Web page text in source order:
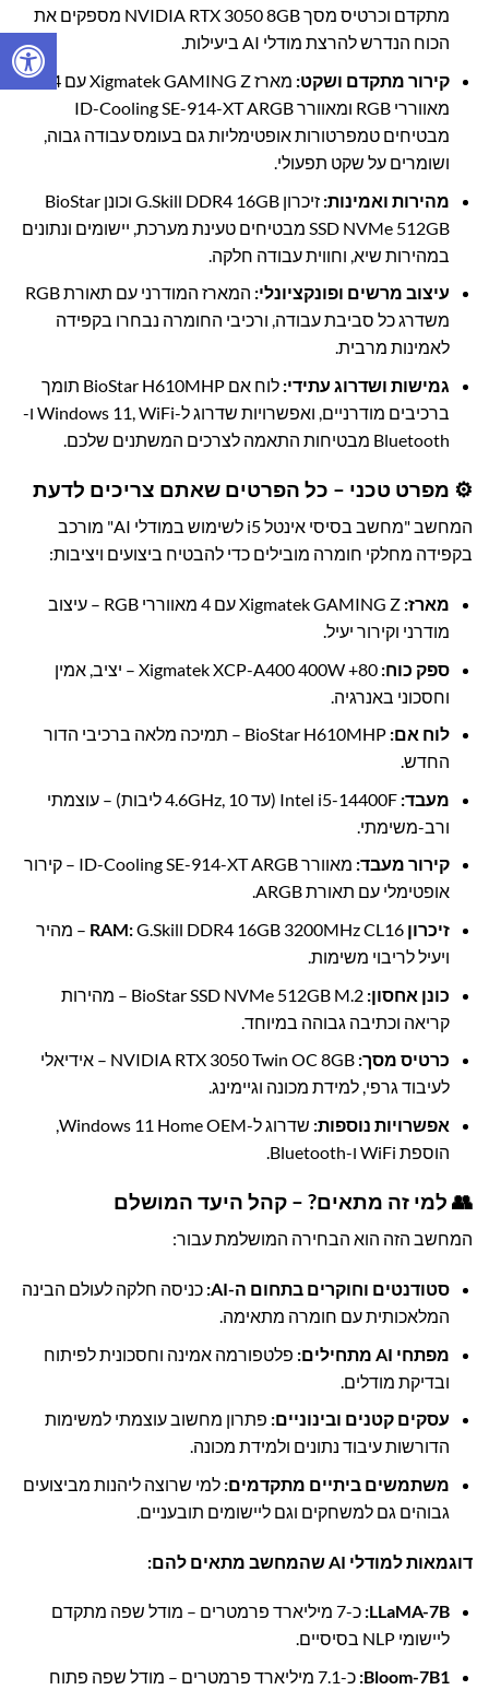
מתקדם וכרטיס מסך NVIDIA RTX 3050 8GB מספקים את
הכוח הנדרש להרצת מודלי AI ביעילות.
קירור מתקדם ושקט:
מארז Xigmatek GAMING Z עם 4
מאווררי RGB ומאוורר ID-Cooling SE-914-XT ARGB
מבטיחים טמפרטורות אופטימליות גם בעומס עבודה גבוה,
ושומרים על שקט תפעולי.
מהירות ואמינות:
זיכרון G.Skill DDR4 16GB וכונן BioStar
SSD NVMe 512GB מבטיחים טעינת מערכת, יישומים ונתונים
במהירות שיא, וחווית עבודה חלקה.
עיצוב מרשים ופונקציונלי:
המארז המודרני עם תאורת RGB
משדרג כל סביבת עבודה, ורכיבי החומרה נבחרו בקפידה
לאמינות מרבית.
גמישות ושדרוג עתידי:
לוח אם BioStar H610MHP תומך
ברכיבים מודרניים, ואפשרויות שדרוג ל-Windows 11, WiFi ו-
Bluetooth מבטיחות התאמה לצרכים המשתנים שלכם.
⚙️ מפרט טכני – כל הפרטים שאתם צריכים לדעת
המחשב "מחשב בסיסי אינטל i5 לשימוש במודלי AI" מורכב
בקפידה מחלקי חומרה מובילים כדי להבטיח ביצועים ויציבות:
מארז:
Xigmatek GAMING Z עם 4 מאווררי RGB – עיצוב
מודרני וקירור יעיל.
ספק כוח:
Xigmatek XCP-A400 400W +80 – יציב, אמין
וחסכוני באנרגיה.
לוח אם:
BioStar H610MHP – תמיכה מלאה ברכיבי הדור
החדש.
מעבד:
Intel i5-14400F (עד 4.6GHz, 10 ליבות) – עוצמתי
ורב-משימתי.
קירור מעבד:
מאוורר ID-Cooling SE-914-XT ARGB – קירור
אופטימלי עם תאורת ARGB.
זיכרון RAM:
G.Skill DDR4 16GB 3200MHz CL16 – מהיר
ויעיל לריבוי משימות.
כונן אחסון:
BioStar SSD NVMe 512GB M.2 – מהירות
קריאה וכתיבה גבוהה במיוחד.
כרטיס מסך:
NVIDIA RTX 3050 Twin OC 8GB – אידיאלי
לעיבוד גרפי, למידת מכונה וגיימינג.
אפשרויות נוספות:
שדרוג ל-Windows 11 Home OEM,
הוספת WiFi ו-Bluetooth.
👥 למי זה מתאים? – קהל היעד המושלם
המחשב הזה הוא הבחירה המושלמת עבור:
סטודנטים וחוקרים בתחום ה-AI:
כניסה חלקה לעולם הבינה
המלאכותית עם חומרה מתאימה.
מפתחי AI מתחילים:
פלטפורמה אמינה וחסכונית לפיתוח
ובדיקת מודלים.
עסקים קטנים ובינוניים: פתרון מחשוב עוצמתי למשימות
הדורשות עיבוד נתונים ולמידת מכונה.
משתמשים ביתיים מתקדמים: למי שרוצה ליהנות מביצועים
גבוהים גם למשחקים וגם ליישומים תובעניים.
דוגמאות למודלי AI שהמחשב מתאים להם:
LLaMA-7B:
כ-7 מיליארד פרמטרים – מודל שפה מתקדם
ליישומי NLP בסיסיים.
Bloom-7B1:
כ-7.1 מיליארד פרמטרים – מודל שפה פתוח